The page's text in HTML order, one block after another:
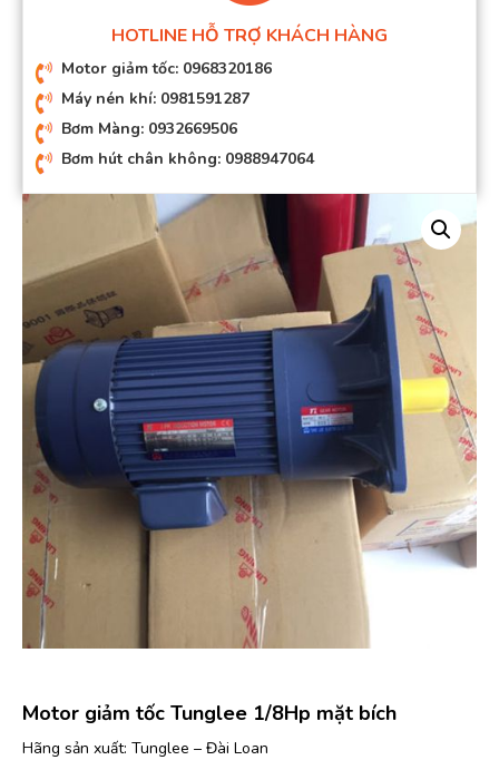
HOTLINE HỖ TRỢ KHÁCH HÀNG
Motor giảm tốc: 0968320186
Máy nén khí: 0981591287
Bơm Màng: 0932669506
Bơm hút chân không: 0988947064
Motor giảm tốc Tunglee 1/8Hp mặt bích
Hãng sản xuất: Tunglee – Đài Loan